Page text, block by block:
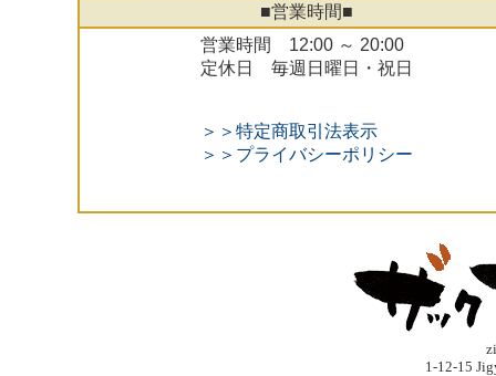
■営業時間■
営業時間 12:00 ～ 20:00
定休日 毎週日曜日・祝日
＞＞特定商取引法表示
＞＞プライバシーポリシー
1-12-15